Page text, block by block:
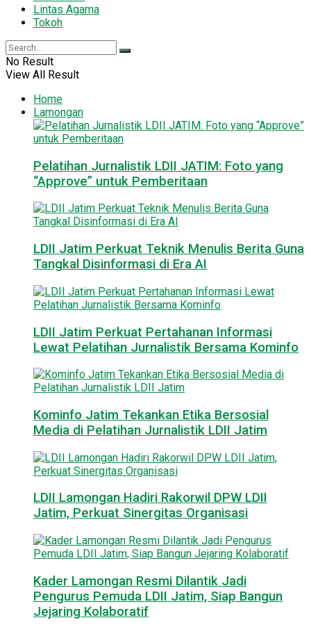
Lintas Agama
Tokoh
No Result
View All Result
Home
Lamongan
Pelatihan Jurnalistik LDII JATIM: Foto yang
“Approve” untuk Pemberitaan
LDII Jatim Perkuat Teknik Menulis Berita Guna
Tangkal Disinformasi di Era AI
LDII Jatim Perkuat Pertahanan Informasi
Lewat Pelatihan Jurnalistik Bersama Kominfo
Kominfo Jatim Tekankan Etika Bersosial
Media di Pelatihan Jurnalistik LDII Jatim
LDII Lamongan Hadiri Rakorwil DPW LDII
Jatim, Perkuat Sinergitas Organisasi
Kader Lamongan Resmi Dilantik Jadi
Pengurus Pemuda LDII Jatim, Siap Bangun
Jejaring Kolaboratif